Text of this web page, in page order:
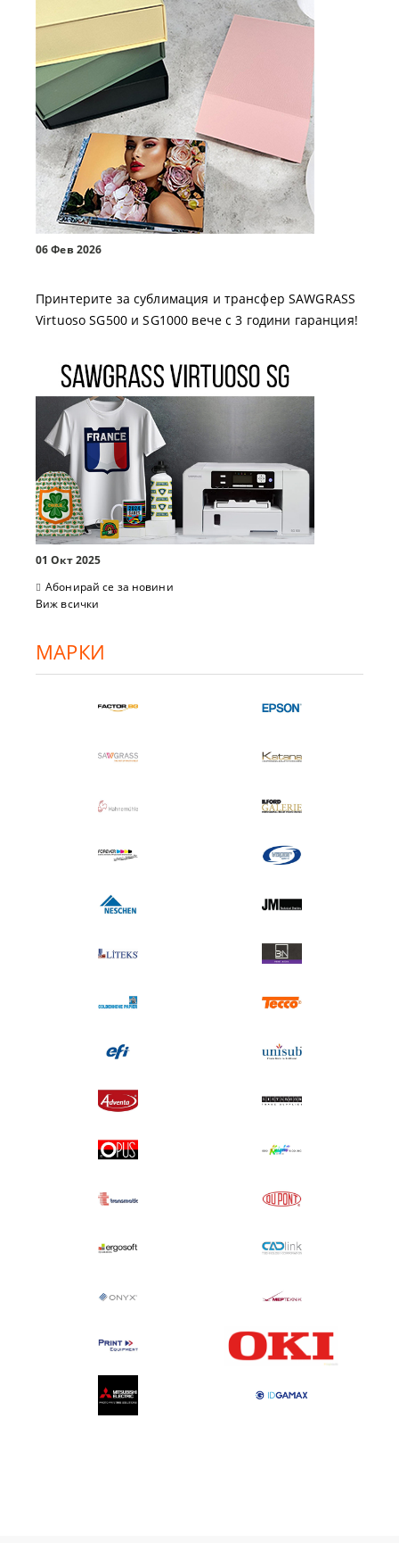
06 Фев 2026
Принтерите за сублимация и трансфер SAWGRASS
Virtuoso SG500 и SG1000 вече с 3 години гаранция!
01 Окт 2025
Абонирай се за новини
Виж всички
МАРКИ